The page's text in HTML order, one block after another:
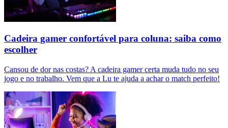
Cadeira gamer confortável para coluna: saiba como
escolher
Cansou de dor nas costas? A cadeira gamer certa muda tudo no seu
jogo e no trabalho. Vem que a Lu te ajuda a achar o match perfeito!